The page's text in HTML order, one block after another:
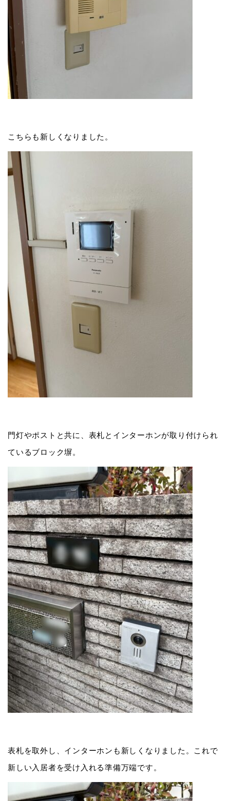
こちらも新しくなりました。
門灯やポストと共に、表札とインターホンが取り付けられ
ているブロック塀。
表札を取外し、インターホンも新しくなりました。これで
新しい入居者を受け入れる準備万端です。